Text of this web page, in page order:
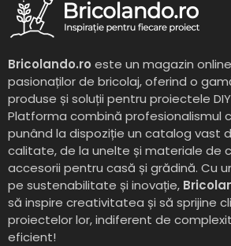
Bricolando.ro este un magazin
pasionaților de bricolaj, oferind o
produse și soluții pentru proiectele
Platforma combină profesionalismul
punând la dispoziție un catalog vast
calitate, de la unelte și materiale de
accesorii pentru casă și grădină. Cu
pe sustenabilitate și inovație,
să inspire creativitatea și să sprijine
proiectelor lor, indiferent de
eficient!